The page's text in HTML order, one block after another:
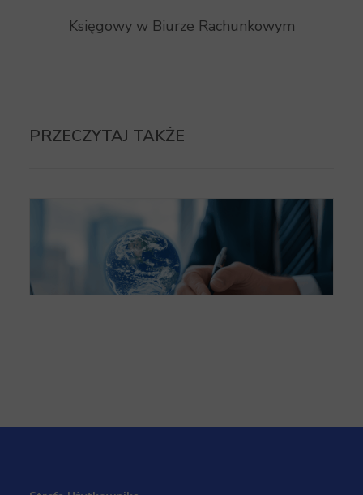
Księgowy w Biurze Rachunkowym
PRZECZYTAJ TAKŻE